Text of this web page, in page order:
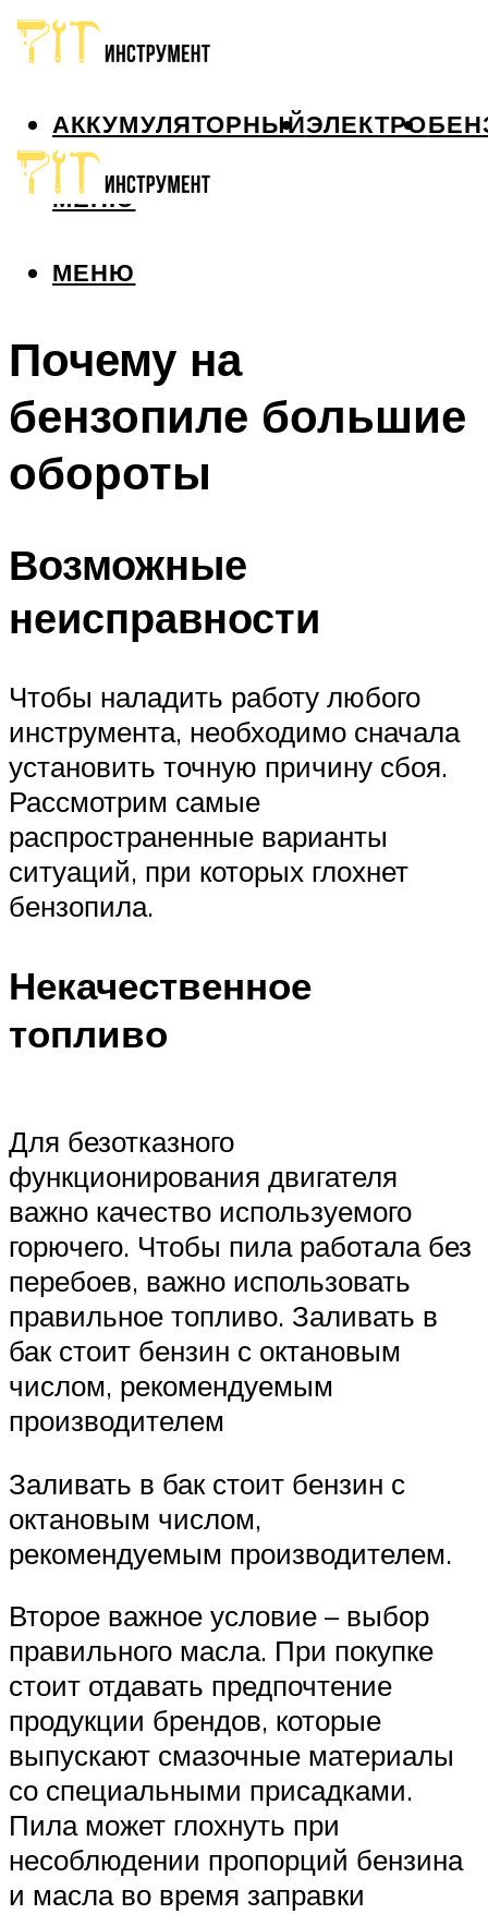
АККУМУЛЯТОРНЫЙЭЛЕКТРО
МЕНЮ
МЕНЮ
Почему на
бензопиле большие
обороты
Возможные
неисправности
Чтобы наладить работу любого
инструмента, необходимо сначала
установить точную причину сбоя.
Рассмотрим самые
распространенные варианты
ситуаций, при которых глохнет
бензопила.
Некачественное
топливо
Для безотказного
функционирования двигателя
важно качество используемого
горючего. Чтобы пила работала без
перебоев, важно использовать
правильное топливо. Заливать в
бак стоит бензин с октановым
числом, рекомендуемым
производителем
Заливать в бак стоит бензин с
октановым числом,
рекомендуемым производителем.
Второе важное условие – выбор
правильного масла. При покупке
стоит отдавать предпочтение
продукции брендов, которые
выпускают смазочные материалы
со специальными присадками.
Пила может глохнуть при
несоблюдении пропорций бензина
и масла во время заправки